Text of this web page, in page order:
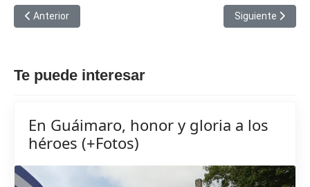
Artículo anterior: En ejecución parque solar en Camagüey para
Anterior Artículo
Siguiente
Te puede interesar
En Guáimaro, honor y gloria a los
héroes (+Fotos)